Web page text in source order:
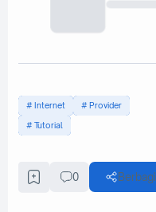
Internet Provider
Tutorial
0 Berbagi